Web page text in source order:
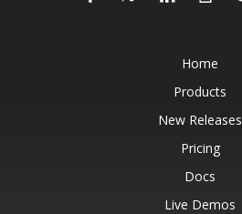
Home
Products
New Releases
Pricing
Docs
Live Demos